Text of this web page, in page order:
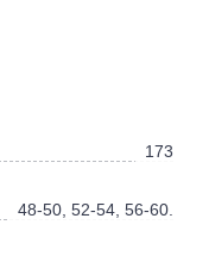
173
48-50, 52-54, 56-60.